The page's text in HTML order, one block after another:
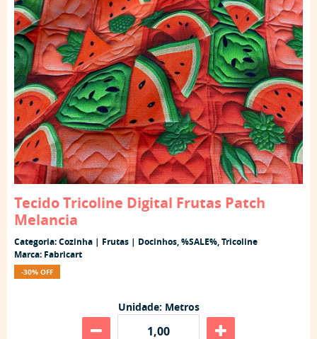
Tecido Tricoline Digital Frutas Patch
Melancia
Categoria:Cozinha | Frutas | Docinhos,%SALE%,Tricoline
Marca: Fabricart
-30% OFF
Unidade: Metros